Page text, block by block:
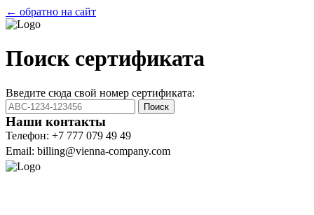
← обратно на сайт
Поиск сертификата
Введите сюда свой номер сертификата:
Поиск
Наши контакты
Телефон: +7 777 079 49 49
Email: billing@vienna-company.com